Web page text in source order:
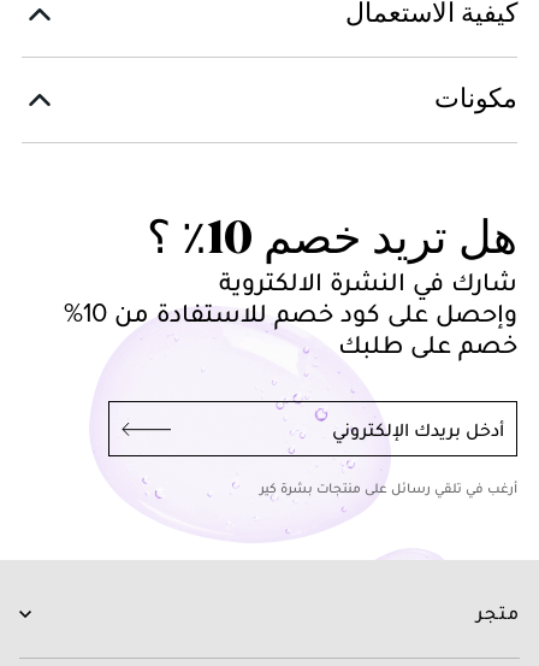
كيفية الاستعمال
مكونات
هل تريد خصم 10٪ ؟
شارك في النشرة الالكتروية
وإحصل على كود خصم للاستفادة من 10%
خصم على طلبك
أدخل بريدك الإلكتروني
أرغب في تلقي رسائل على منتجات بشرة كير
متجر